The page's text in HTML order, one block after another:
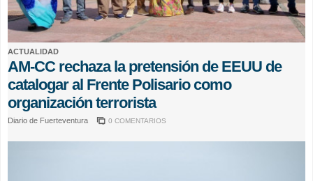
ACTUALIDAD
AM-CC rechaza la pretensión de EEUU de
catalogar al Frente Polisario como
organización terrorista
Diario de Fuerteventura 0 COMENTARIOS